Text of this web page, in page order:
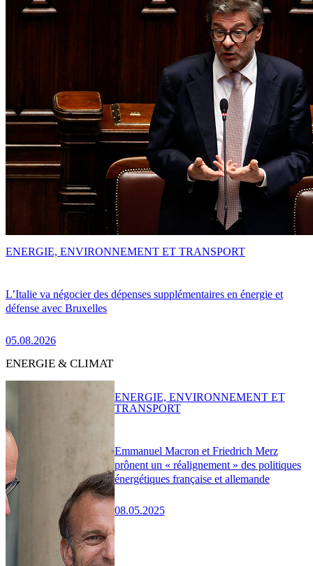
L’Italie va négocier des dépenses supplémentaires en énergie et
défense avec Bruxelles
05.08.2026
ENERGIE, ENVIRONNEMENT ET TRANSPORT
ENERGIE & CLIMAT
Emmanuel Macron et Friedrich Merz
prônent un « réalignement » des politiques
énergétiques française et allemande
08.05.2025
ENERGIE, ENVIRONNEMENT ET
TRANSPORT